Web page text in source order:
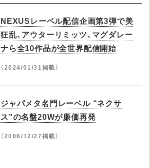
NEXUSレーベル配信企画第3弾で美
狂乱、アウターリミッツ、マグダレー
ナら全10作品が全世界配信開始
（2024/01/31掲載）
ジャパメタ名門レーベル “ネクサ
ス”の名盤20Wが廉価再発
（2006/12/27掲載）